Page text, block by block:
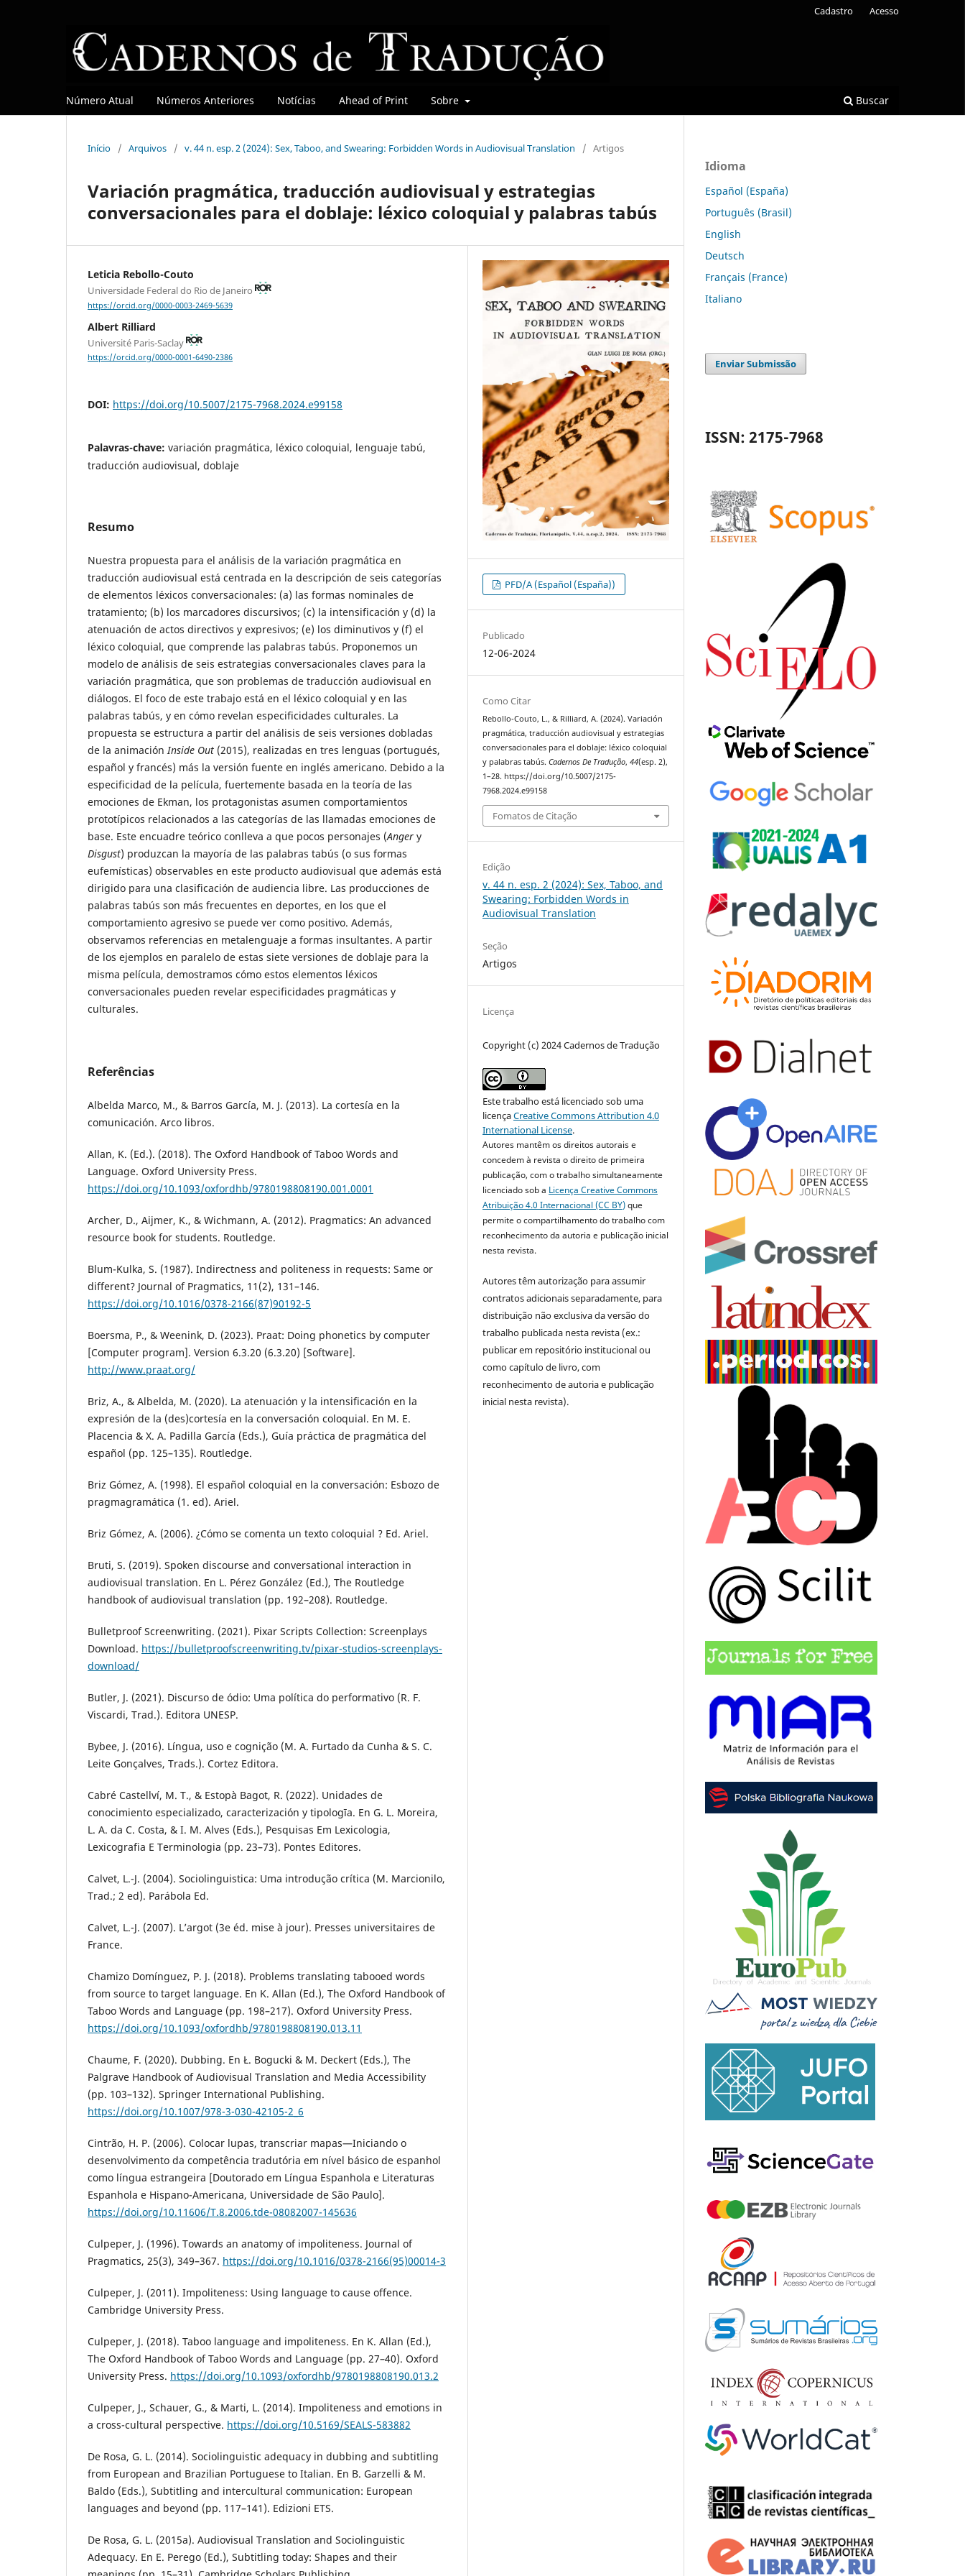
Número Atual Números Anteriores Notícias Ahead of Print Sobre Buscar
Cadastro Acesso
Início / Arquivos / v. 44 n. esp. 2 (2024): Sex, Taboo, and Swearing: Forbidden Words in Audiovisual Translation / Artigos
Variación pragmática, traducción audiovisual y estrategias
conversacionales para el doblaje: léxico coloquial y palabras tabús
Leticia Rebollo-Couto
Universidade Federal do Rio de Janeiro
https://orcid.org/0000-0003-2469-5639
Albert Rilliard
Université Paris-Saclay
https://orcid.org/0000-0001-6490-2386
DOI: https://doi.org/10.5007/2175-7968.2024.e99158
Palavras-chave: variación pragmática, léxico coloquial, lenguaje tabú,
traducción audiovisual, doblaje
Resumo
Nuestra propuesta para el análisis de la variación pragmática en
traducción audiovisual está centrada en la descripción de seis categorías
de elementos léxicos conversacionales: (a) las formas nominales de
tratamiento; (b) los marcadores discursivos; (c) la intensificación y (d) la
atenuación de actos directivos y expresivos; (e) los diminutivos y (f) el
léxico coloquial, que comprende las palabras tabús. Proponemos un
modelo de análisis de seis estrategias conversacionales claves para la
variación pragmática, que son problemas de traducción audiovisual en
diálogos. El foco de este trabajo está en el léxico coloquial y en las
palabras tabús, y en cómo revelan especificidades culturales. La
propuesta se estructura a partir del análisis de seis versiones dobladas
de la animación Inside Out (2015), realizadas en tres lenguas (portugués,
español y francés) más la versión fuente en inglés americano. Debido a la
especificidad de la película, fuertemente basada en la teoría de las
emociones de Ekman, los protagonistas asumen comportamientos
prototípicos relacionados a las categorías de las llamadas emociones de
base. Este encuadre teórico conlleva a que pocos personajes (Anger y
Disgust) produzcan la mayoría de las palabras tabús (o sus formas
eufemísticas) observables en este producto audiovisual que además está
dirigido para una clasificación de audiencia libre. Las producciones de
palabras tabús son más frecuentes en deportes, en los que el
comportamiento agresivo se puede ver como positivo. Además,
observamos referencias en metalenguaje a formas insultantes. A partir
de los ejemplos en paralelo de estas siete versiones de doblaje para la
misma película, demostramos cómo estos elementos léxicos
conversacionales pueden revelar especificidades pragmáticas y
culturales.
Referências
Albelda Marco, M., & Barros García, M. J. (2013). La cortesía en la
comunicación. Arco libros.
Allan, K. (Ed.). (2018). The Oxford Handbook of Taboo Words and
Language. Oxford University Press.
https://doi.org/10.1093/oxfordhb/9780198808190.001.0001
Archer, D., Aijmer, K., & Wichmann, A. (2012). Pragmatics: An advanced
resource book for students. Routledge.
Blum-Kulka, S. (1987). Indirectness and politeness in requests: Same or
different? Journal of Pragmatics, 11(2), 131–146.
https://doi.org/10.1016/0378-2166(87)90192-5
Boersma, P., & Weenink, D. (2023). Praat: Doing phonetics by computer
[Computer program]. Version 6.3.20 (6.3.20) [Software].
http://www.praat.org/
Briz, A., & Albelda, M. (2020). La atenuación y la intensificación en la
expresión de la (des)cortesía en la conversación coloquial. En M. E.
Placencia & X. A. Padilla García (Eds.), Guía práctica de pragmática del
español (pp. 125–135). Routledge.
Briz Gómez, A. (1998). El español coloquial en la conversación: Esbozo de
pragmagramática (1. ed). Ariel.
Briz Gómez, A. (2006). ¿Cómo se comenta un texto coloquial ? Ed. Ariel.
Bruti, S. (2019). Spoken discourse and conversational interaction in
audiovisual translation. En L. Pérez González (Ed.), The Routledge
handbook of audiovisual translation (pp. 192–208). Routledge.
Bulletproof Screenwriting. (2021). Pixar Scripts Collection: Screenplays
Download. https://bulletproofscreenwriting.tv/pixar-studios-screenplays-
download/
Butler, J. (2021). Discurso de ódio: Uma política do performativo (R. F.
Viscardi, Trad.). Editora UNESP.
Bybee, J. (2016). Língua, uso e cognição (M. A. Furtado da Cunha & S. C.
Leite Gonçalves, Trads.). Cortez Editora.
Cabré Castellví, M. T., & Estopà Bagot, R. (2022). Unidades de
conocimiento especializado, caracterización y tipologīa. En G. L. Moreira,
L. A. da C. Costa, & I. M. Alves (Eds.), Pesquisas Em Lexicologia,
Lexicografia E Terminologia (pp. 23–73). Pontes Editores.
Calvet, L.-J. (2004). Sociolinguistica: Uma introdução crítica (M. Marcionilo,
Trad.; 2 ed). Parábola Ed.
Calvet, L.-J. (2007). L’argot (3e éd. mise à jour). Presses universitaires de
France.
Chamizo Domínguez, P. J. (2018). Problems translating tabooed words
from source to target language. En K. Allan (Ed.), The Oxford Handbook of
Taboo Words and Language (pp. 198–217). Oxford University Press.
https://doi.org/10.1093/oxfordhb/9780198808190.013.11
Chaume, F. (2020). Dubbing. En Ł. Bogucki & M. Deckert (Eds.), The
Palgrave Handbook of Audiovisual Translation and Media Accessibility
(pp. 103–132). Springer International Publishing.
https://doi.org/10.1007/978-3-030-42105-2_6
Cintrão, H. P. (2006). Colocar lupas, transcriar mapas—Iniciando o
desenvolvimento da competência tradutória em nível básico de espanhol
como língua estrangeira [Doutorado em Língua Espanhola e Literaturas
Espanhola e Hispano-Americana, Universidade de São Paulo].
https://doi.org/10.11606/T.8.2006.tde-08082007-145636
Culpeper, J. (1996). Towards an anatomy of impoliteness. Journal of
Pragmatics, 25(3), 349–367. https://doi.org/10.1016/0378-2166(95)00014-3
Culpeper, J. (2011). Impoliteness: Using language to cause offence.
Cambridge University Press.
Culpeper, J. (2018). Taboo language and impoliteness. En K. Allan (Ed.),
The Oxford Handbook of Taboo Words and Language (pp. 27–40). Oxford
University Press. https://doi.org/10.1093/oxfordhb/9780198808190.013.2
Culpeper, J., Schauer, G., & Marti, L. (2014). Impoliteness and emotions in
a cross-cultural perspective. https://doi.org/10.5169/SEALS-583882
De Rosa, G. L. (2014). Sociolinguistic adequacy in dubbing and subtitling
from European and Brazilian Portuguese to Italian. En B. Garzelli & M.
Baldo (Eds.), Subtitling and intercultural communication: European
languages and beyond (pp. 117–141). Edizioni ETS.
De Rosa, G. L. (2015a). Audiovisual Translation and Sociolinguistic
Adequacy. En E. Perego (Ed.), Subtitling today: Shapes and their
PFD/A (Español (España))
Publicado
12-06-2024
Como Citar
Rebollo-Couto, L., & Rilliard, A. (2024). Variación
pragmática, traducción audiovisual y estrategias
conversacionales para el doblaje: léxico coloquial
y palabras tabús.Cadernos De Tradução,44(esp. 2),
1–28. https://doi.org/10.5007/2175-
7968.2024.e99158
Fomatos de Citação
Edição
v. 44 n. esp. 2 (2024): Sex, Taboo, and
Swearing: Forbidden Words in
Audiovisual Translation
Seção
Artigos
Licença
Copyright (c) 2024 Cadernos de Tradução
Este trabalho está licenciado sob uma
licençaCreative Commons Attribution 4.0
International License.
Autores mantêm os direitos autorais e
concedem à revista o direito de primeira
publicação, com o trabalho simultaneamente
licenciado sob a Licença Creative Commons
Atribuição 4.0 Internacional (CC BY)que
permite o compartilhamento do trabalho com
reconhecimento da autoria e publicação inicial
nesta revista.
Autores têm autorização para assumir
contratos adicionais separadamente, para
distribuição não exclusiva da versão do
trabalho publicada nesta revista (ex.:
publicar em repositório institucional ou
como capítulo de livro, com
reconhecimento de autoria e publicação
inicial nesta revista).
Idioma
Español (España)
Português (Brasil)
English
Deutsch
Français (France)
Italiano
Enviar Submissão
ISSN: 2175-7968